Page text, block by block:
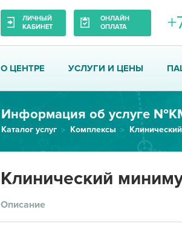
ЛИЧНЫЙ
КАБИНЕТ
ОНЛАЙН
ОПЛАТА
О ЦЕНТРЕ УСЛУГИ И ЦЕНЫ
Информация об услуге
Каталог услуг Комплексы
Клинический
Описание